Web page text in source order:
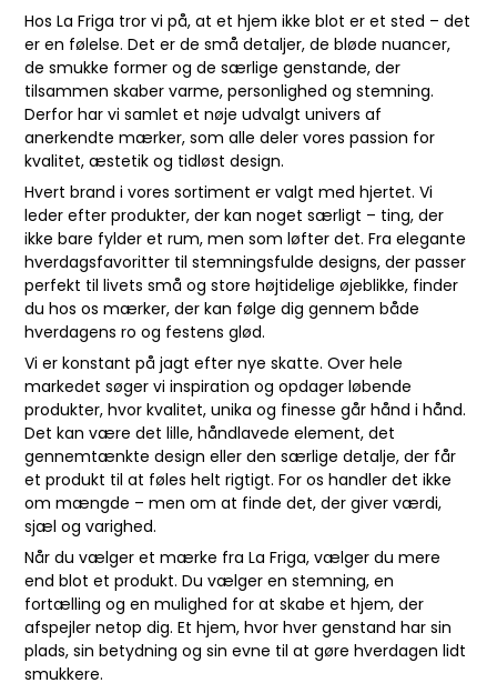
Hos La Friga tror vi på, at et hjem ikke blot er et sted – det
er en følelse. Det er de små detaljer, de bløde nuancer,
de smukke former og de særlige genstande, der
tilsammen skaber varme, personlighed og stemning.
Derfor har vi samlet et nøje udvalgt univers af
anerkendte mærker, som alle deler vores passion for
kvalitet, æstetik og tidløst design.
Hvert brand i vores sortiment er valgt med hjertet. Vi
leder efter produkter, der kan noget særligt – ting, der
ikke bare fylder et rum, men som løfter det. Fra elegante
hverdagsfavoritter til stemningsfulde designs, der passer
perfekt til livets små og store højtidelige øjeblikke, finder
du hos os mærker, der kan følge dig gennem både
hverdagens ro og festens glød.
Vi er konstant på jagt efter nye skatte. Over hele
markedet søger vi inspiration og opdager løbende
produkter, hvor kvalitet, unika og finesse går hånd i hånd.
Det kan være det lille, håndlavede element, det
gennemtænkte design eller den særlige detalje, der får
et produkt til at føles helt rigtigt. For os handler det ikke
om mængde – men om at finde det, der giver værdi,
sjæl og varighed.
Når du vælger et mærke fra La Friga, vælger du mere
end blot et produkt. Du vælger en stemning, en
fortælling og en mulighed for at skabe et hjem, der
afspejler netop dig. Et hjem, hvor hver genstand har sin
plads, sin betydning og sin evne til at gøre hverdagen lidt
smukkere.